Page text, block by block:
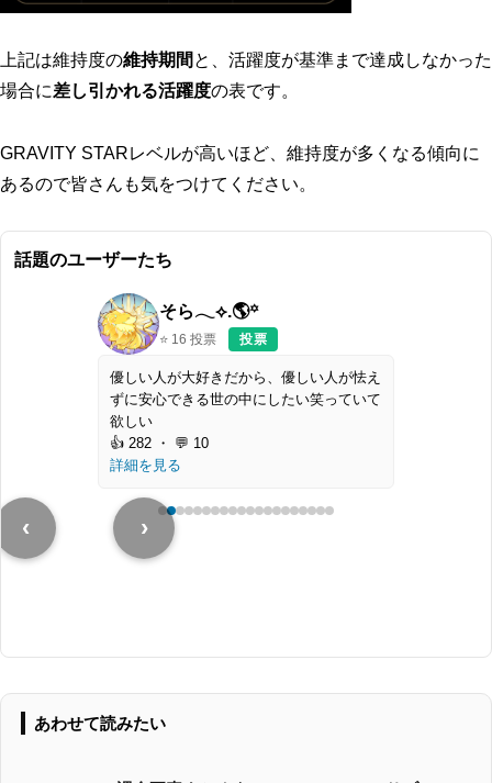
上記は維持度の維持期間 と、活躍度が基準まで達成しなかった
場合に差し引かれる活躍度の表です。
GRAVITY STARレベルが高いほど、維持度が多くなる傾向に
あるので皆さんも気をつけてください。
話題のユーザーたち
ブスウサギ°
⭐ 34 投票 投票
GRAVITYマイクラ部Day8 ~巨大グラちゃ
ん~
詳細を見る
‹ ›
あわせて読みたい